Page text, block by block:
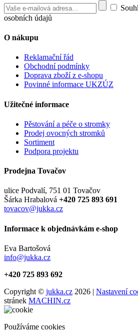
osobních údajů
O nákupu
Reklamační řád
Obchodní podmínky
Doprava zboží z e-shopu
Povinné informace UKZÚZ
Užitečné informace
Pěstování a péče o stromky
Prodej ovocných stromků
Sortiment
Podpora projektu
Prodejna Tovačov
ulice Podvalí, 751 01 Tovačov
Šárka Hrabalová +420 725 893 691
tovacov@jukka.cz
Informace k objednávkám e-shop
Eva Bartošová
info@jukka.cz
+420 725 893 692
Copyright © jukka.cz 2026 | Nastavení
stránek MACHIN.cz
Používáme cookies